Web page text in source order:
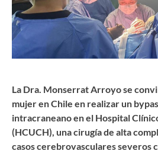
La Dra. Monserrat Arroyo se
mujer en Chile en realizar un
intracraneano en el Hospital
(HCUCH), una cirugía de alta
casos cerebrovasculares severos